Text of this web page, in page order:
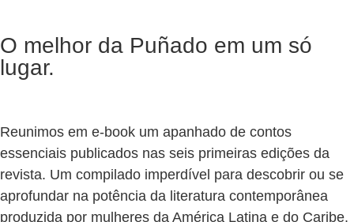
O melhor da Puñado em um só
lugar.
Reunimos em e-book um apanhado de contos
essenciais publicados nas seis primeiras edições da
revista. Um compilado imperdível para descobrir ou se
aprofundar na potência da literatura contemporânea
produzida por mulheres da América Latina e do Caribe.